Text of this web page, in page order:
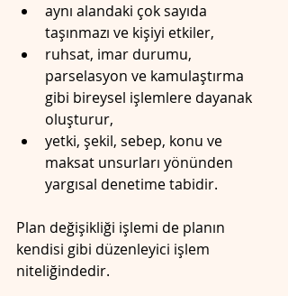
aynı alandaki çok sayıda
taşınmazı ve kişiyi etkiler,
ruhsat, imar durumu,
parselasyon ve kamulaştırma
gibi bireysel işlemlere dayanak
oluşturur,
yetki, şekil, sebep, konu ve
maksat unsurları yönünden
yargısal denetime tabidir.
Plan değişikliği işlemi de planın
kendisi gibi düzenleyici işlem
niteliğindedir.